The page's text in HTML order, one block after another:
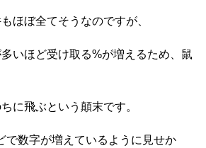
ほぼ全てそうなのですが、
いほど受け取る%が増えるため、鼠
に飛ぶという顛末です。
で数字が増えているように見せか